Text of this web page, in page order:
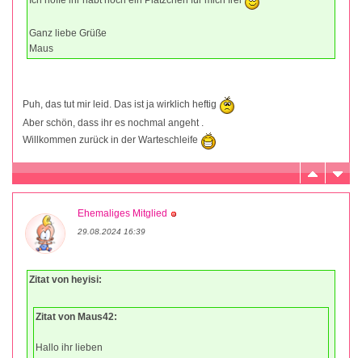
Ganz liebe Grüße
Maus
Puh, das tut mir leid. Das ist ja wirklich heftig
Aber schön, dass ihr es nochmal angeht .
Willkommen zurück in der Warteschleife
Ehemaliges Mitglied
29.08.2024 16:39
Zitat von heyisi:
Zitat von Maus42:
Hallo ihr lieben